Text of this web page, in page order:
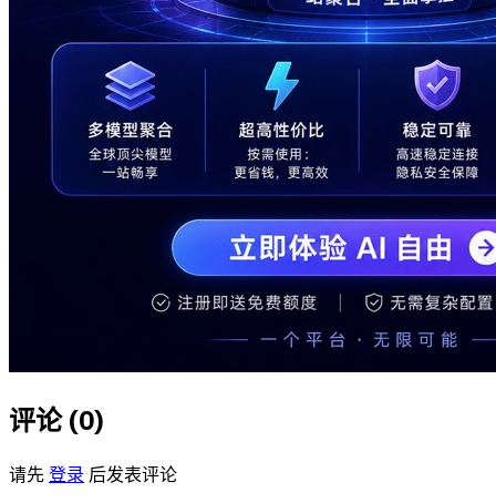
评论 (0)
请先 登录 后发表评论